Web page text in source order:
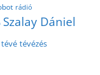
rádió
Szalay Dániel
tévé tévézés